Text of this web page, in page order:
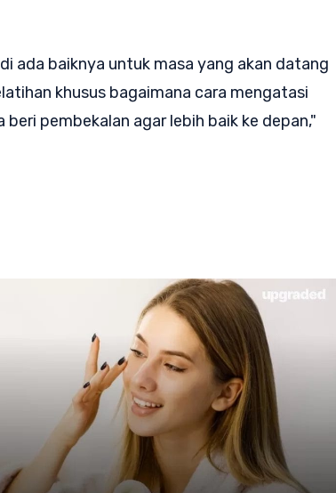
ada baiknya untuk masa yang akan datang
khusus bagaimana cara mengatasi
pembekalan agar lebih baik ke depan,"